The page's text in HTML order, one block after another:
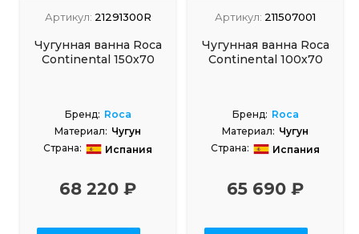
Артикул: 21291300R
Чугунная ванна Roca
Continental 150х70
Бренд: Roca
Материал: Чугун
Страна:
Испания
68 220 ₽
Артикул: 211507001
Чугунная ванна Roca
Continental 100х70
Бренд: Roca
Материал: Чугун
Страна:
Испания
65 690 ₽